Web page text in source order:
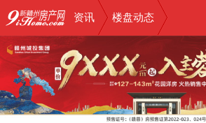
资讯 楼盘动态